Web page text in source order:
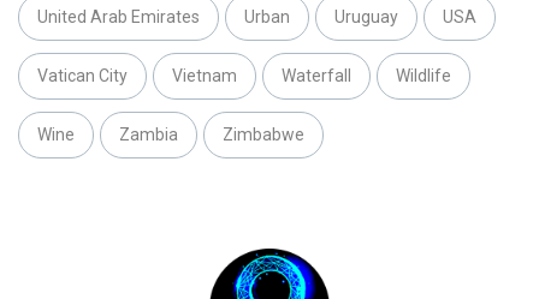
United Arab Emirates Urban Uruguay USA
Vatican City Vietnam Waterfall Wildlife
Wine Zambia Zimbabwe